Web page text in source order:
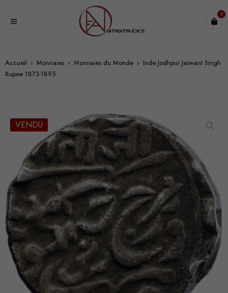
0
Accueil › Monnaies › Monnaies du Monde › Inde Jodhpur Jaswant Singh
Rupee 1873-1895
VENDU